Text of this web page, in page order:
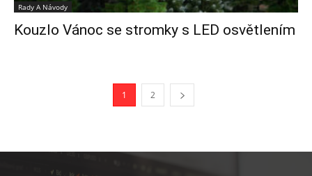
Rady A Návody
Kouzlo Vánoc se stromky s LED osvětlením
1 2